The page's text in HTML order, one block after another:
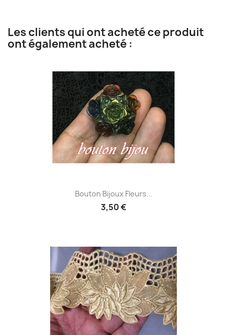
Les clients qui ont acheté ce produit
ont également acheté :
Bouton Bijoux Fleurs...
3,50 €